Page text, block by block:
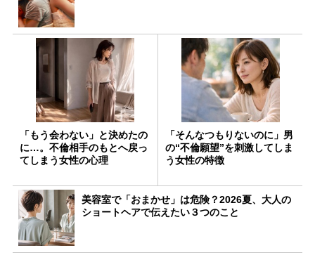
「もう会わない」と決めたの
に…。不倫相手のもとへ戻っ
てしまう女性の心理
「そんなつもりないのに」男
の“不倫願望”を刺激してしま
う女性の特徴
美容室で「おまかせ」は危険？2026夏、大人の
ショートヘアで伝えたい３つのこと